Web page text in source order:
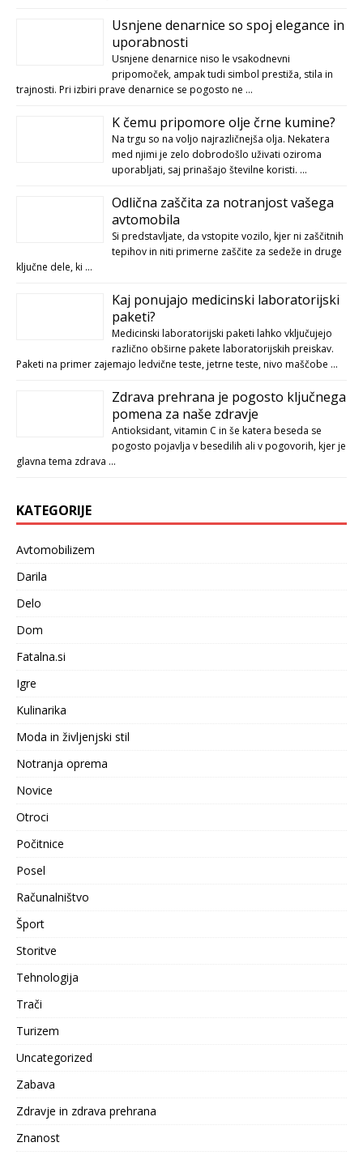
Usnjene denarnice so spoj elegance in
uporabnosti
Usnjene denarnice niso le vsakodnevni
pripomoček, ampak tudi simbol prestiža, stila in
trajnosti. Pri izbiri prave denarnice se pogosto ne …
K čemu pripomore olje črne kumine?
Na trgu so na voljo najrazličnejša olja. Nekatera
med njimi je zelo dobrodošlo uživati oziroma
uporabljati, saj prinašajo številne koristi. …
Odlična zaščita za notranjost vašega
avtomobila
Si predstavljate, da vstopite vozilo, kjer ni zaščitnih
tepihov in niti primerne zaščite za sedeže in druge
ključne dele, ki …
Kaj ponujajo medicinski laboratorijski
paketi?
Medicinski laboratorijski paketi lahko vključujejo
različno obširne pakete laboratorijskih preiskav.
Paketi na primer zajemajo ledvične teste, jetrne teste, nivo maščobe …
Zdrava prehrana je pogosto ključnega
pomena za naše zdravje
Antioksidant, vitamin C in še katera beseda se
pogosto pojavlja v besedilih ali v pogovorih, kjer je
glavna tema zdrava …
KATEGORIJE
Avtomobilizem
Darila
Delo
Dom
Fatalna.si
Igre
Kulinarika
Moda in življenjski stil
Notranja oprema
Novice
Otroci
Počitnice
Posel
Računalništvo
Šport
Storitve
Tehnologija
Trači
Turizem
Uncategorized
Zabava
Zdravje in zdrava prehrana
Znanost